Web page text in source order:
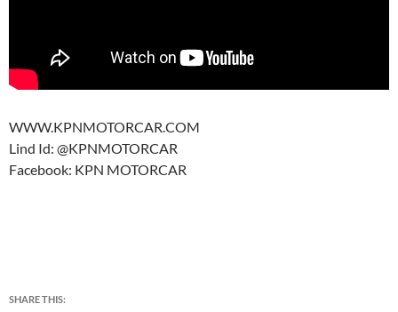
WWW.KPNMOTORCAR.COM
Lind Id: @KPNMOTORCAR
Facebook: KPN MOTORCAR
SHARE THIS: